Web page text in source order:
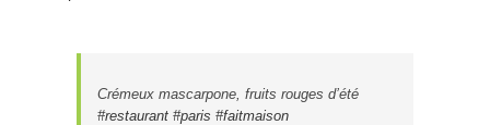
Crémeux mascarpone, fruits rouges d’été
#restaurant #paris #faitmaison